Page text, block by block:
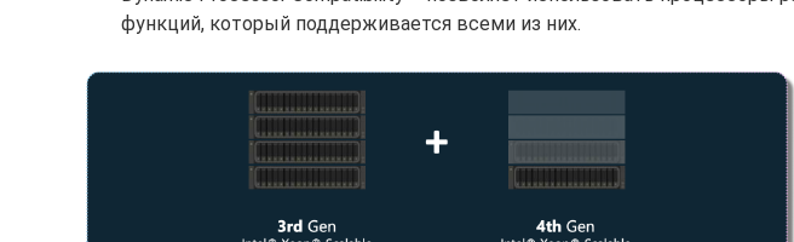
функций, который поддерживается всеми из них.